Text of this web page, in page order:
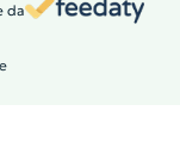
da